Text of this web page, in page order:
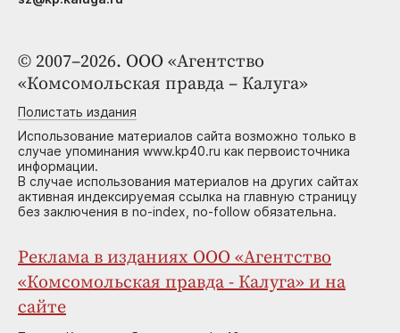
© 2007–2026. ООО «Агентство
«Комсомольская правда – Калуга»
Полистать издания
Использование материалов сайта возможно только в
случае упоминания www.kp40.ru как первоисточника
информации.
В случае использования материалов на других сайтах
активная индексируемая ссылка на главную страницу
без заключения в no-index, no-follow обязательна.
Реклама в изданиях ООО «Агентство
«Комсомольская правда - Калуга» и на
сайте